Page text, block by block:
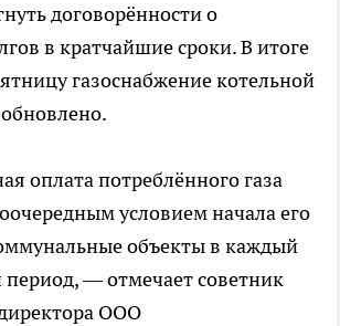
договорённости о
в кратчайшие сроки. В итоге
газоснабжение котельной
оплата потреблённого газа
условием начала его
объекты в каждый
— отмечает советник
ООО